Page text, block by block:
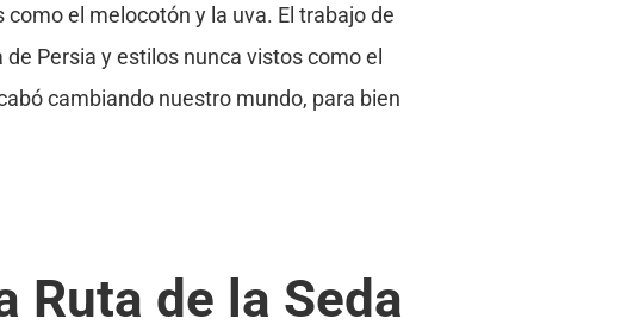
el melocotón y la uva. El trabajo de
Persia y estilos nunca vistos como el
cambiando nuestro mundo, para bien
Ruta de la Seda